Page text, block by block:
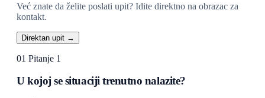
Već znate da želite poslati upit? Idite direktno na obrazac za
kontakt.
Direktan upit →
01 Pitanje 1
U kojoj se situaciji trenutno nalazite?